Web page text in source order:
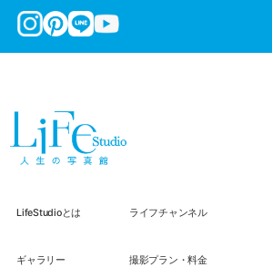
LifeStudioとは ライフチャンネル
ギャラリー 撮影プラン・料金